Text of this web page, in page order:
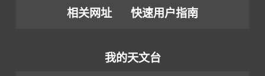
相关网址
快速用户指南
我的天文台